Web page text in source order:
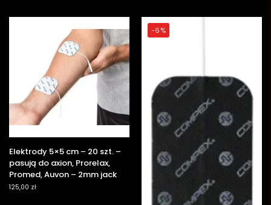
Elektrody 5×5 cm – 20 szt. –
pasują do axion, Prorelax,
Promed, Auvon – 2mm jack
125,00 zł
-6%